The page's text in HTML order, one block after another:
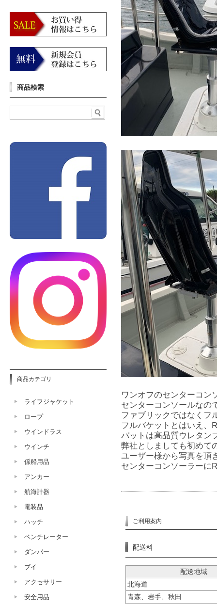
ワンオフのセンターコン
センターコンソールなの
ファブリックではなくフ
フルバケットとはいえ、
パットは高品質ウレタン
弊社としましても初めて
ユーザー様から写真を頂
センターコンソーラーに
ご利用案内
配送料
配送地域
北海道
青森、岩手、秋田
商品検索
商品カテゴリ
ライフジャケット
ロープ
ウインドラス
ウインチ
係船用品
アンカー
航海計器
電装品
ハッチ
ベンチレーター
ダンパー
ブイ
アクセサリー
安全用品